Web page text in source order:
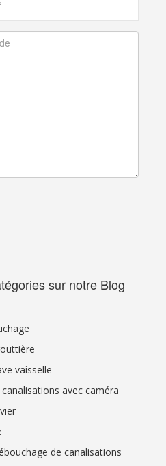
sur notre Blog
vaisselle
avec caméra
de canalisations